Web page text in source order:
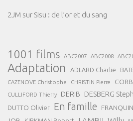
2JM sur Sisu : de l’or et du sang
1001 films ABC2007 ABC2008
Adaptation ADLARD Charlie
CAZENOVE Christophe CHRISTIN Pierre
CULLIFORD Thierry DERIB DESBERG
DUTTO Olivier En famille